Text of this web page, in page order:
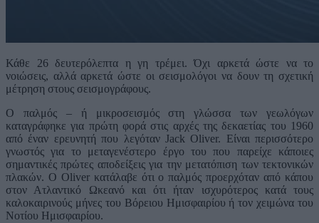
Κάθε 26 δευτερόλεπτα η γη τρέμει. Όχι αρκετά ώστε να το
νοιώσεις, αλλά αρκετά ώστε οι σεισμολόγοι να δουν τη σχετική
μέτρηση στους σεισμογράφους.
Ο παλμός – ή μικροσεισμός στη γλώσσα των γεωλόγων
καταγράφηκε για πρώτη φορά στις αρχές της δεκαετίας του 1960
από έναν ερευνητή που λεγόταν Jack Oliver. Είναι περισσότερο
γνωστός για το μεταγενέστερο έργο του που παρείχε κάποιες
σημαντικές πρώτες αποδείξεις για την μετατόπιση των τεκτονικών
πλακών. Ο Oliver κατάλαβε ότι ο παλμός προερχόταν από κάπου
στον Ατλαντικό Ωκεανό και ότι ήταν ισχυρότερος κατά τους
καλοκαιρινούς μήνες του Βόρειου Ημισφαιρίου ή τον χειμώνα του
Νοτίου Ημισφαιρίου.